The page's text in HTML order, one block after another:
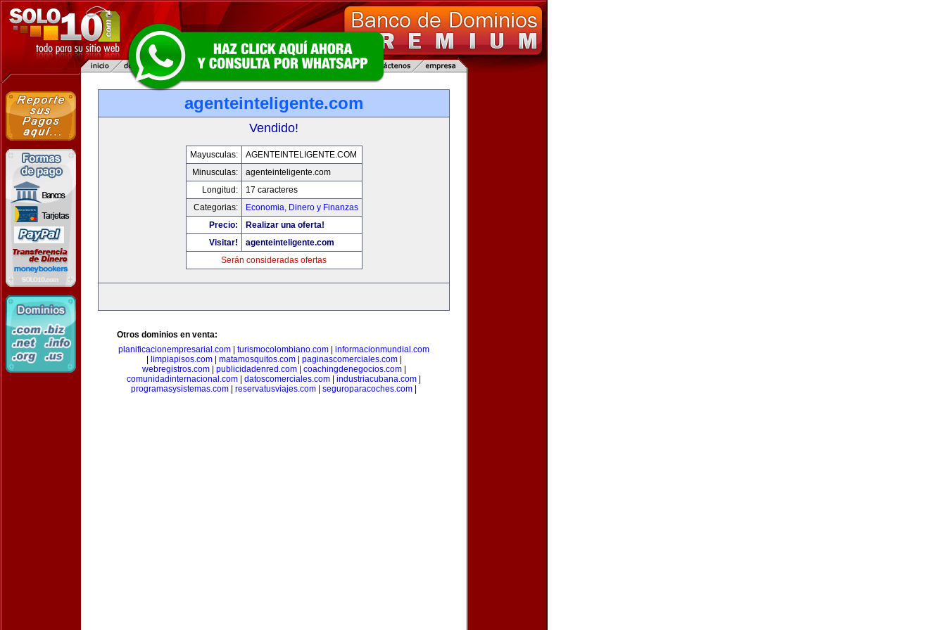
agenteinteligente.com
Vendido!
Mayusculas:
AGENTEINTELIGENTE.COM
Minusculas:
agenteinteligente.com
Longitud:
17 caracteres
Categorias:
Economia, Dinero y Finanzas
Precio:
Realizar una oferta!
Visitar!
agenteinteligente.com
Serán consideradas ofertas
Otros dominios en venta:
planificacionempresarial.com
turismocolombiano.com
informacionmundial.com
limpiapisos.com| matamosquitos.com| paginascomerciales.com|
webregistros.com| publicidadenred.com| coachingdenegocios.com|
comunidadinternacional.com
datoscomerciales.com industriacubana.com
programasysistemas.com
reservatusviajes.com seguroparacoches.com